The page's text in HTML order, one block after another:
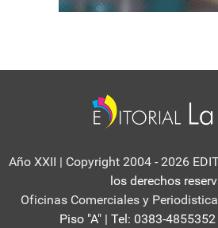
Año XXII | Copyright 2004 - 2026
los derechos
Oficinas Comerciales y
Piso "A" | Tel: 0383-